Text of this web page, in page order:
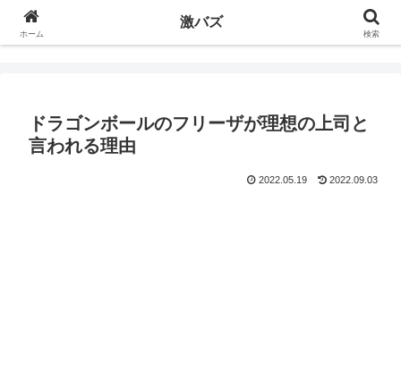
ドラゴンボールのフリーザが理想の上司と
言われる理由
2022.05.19 2022.09.03
ホーム
激バズ
検索